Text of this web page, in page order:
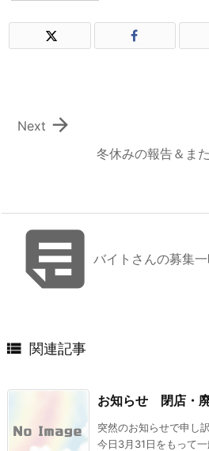
冬休みの報告＆ま

Next
バイトさんの募集
 関連記事
お知らせ 閉店・廃
突然のお知らせで申し
今日3月31日をもって